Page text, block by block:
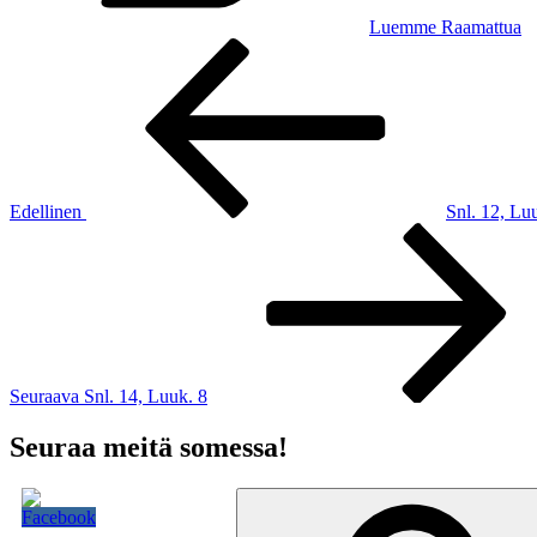
Luemme Raamattua
Edellinen
Snl. 12,
Seuraava Snl. 14, Luuk. 8
Seuraa meitä somessa!
Etsi: